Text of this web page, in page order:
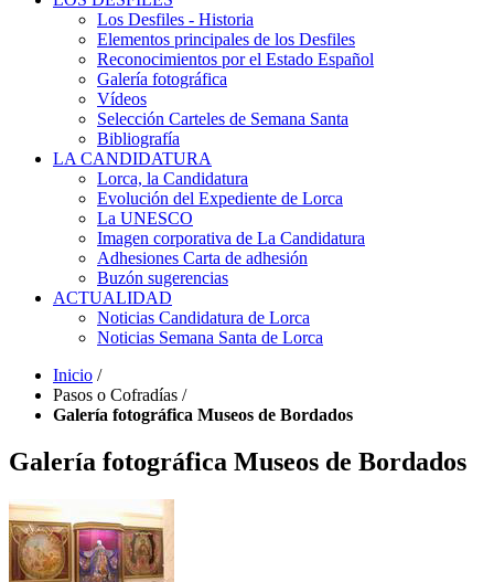
Los Desfiles - Historia
Elementos principales de los Desfiles
Reconocimientos por el Estado Español
Galería fotográfica
Vídeos
Selección Carteles de Semana Santa
Bibliografía
LA CANDIDATURA
Lorca, la Candidatura
Evolución del Expediente de Lorca
La UNESCO
Imagen corporativa de La Candidatura
Adhesiones Carta de adhesión
Buzón sugerencias
ACTUALIDAD
Noticias Candidatura de Lorca
Noticias Semana Santa de Lorca
Inicio /
Pasos o Cofradías /
Galería fotográfica Museos de Bordados
Galería fotográfica Museos de Bordados